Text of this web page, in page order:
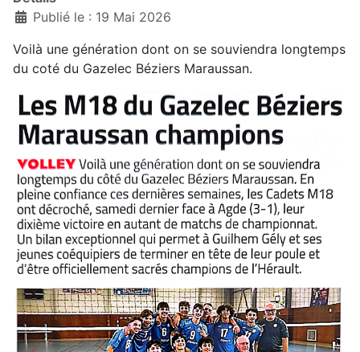
Publié le : 19 Mai 2026
Voilà une génération dont on se souviendra longtemps
du coté du Gazelec Béziers Maraussan.